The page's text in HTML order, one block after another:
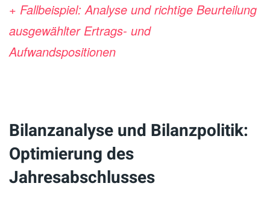
+ Fallbeispiel: Analyse und richtige Beurteilung
ausgewählter Ertrags- und
Aufwandspositionen
Bilanzanalyse und Bilanzpolitik:
Optimierung des
Jahresabschlusses